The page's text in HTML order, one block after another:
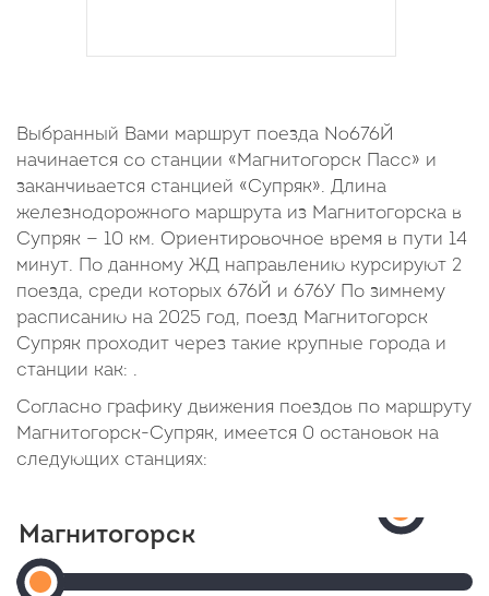
Выбранный Вами маршрут поезда №676Й
начинается со станции «Магнитогорск Пасс» и
заканчивается станцией «Супряк». Длина
железнодорожного маршрута из Магнитогорска в
Супряк — 10 км. Ориентировочное время в пути 14
минут. По данному ЖД направлению курсируют 2
поезда, среди которых 676Й и 676У По зимнему
расписанию на 2025 год, поезд Магнитогорск
Супряк проходит через такие крупные города и
станции как: .
Согласно графику движения поездов по маршруту
Магнитогорск-Супряк, имеется 0 остановок на
следующих станциях:
Магнитогорск
Магнитогорск
20:21